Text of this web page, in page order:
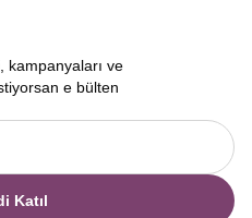
kampanyaları ve
e bülten
Katıl